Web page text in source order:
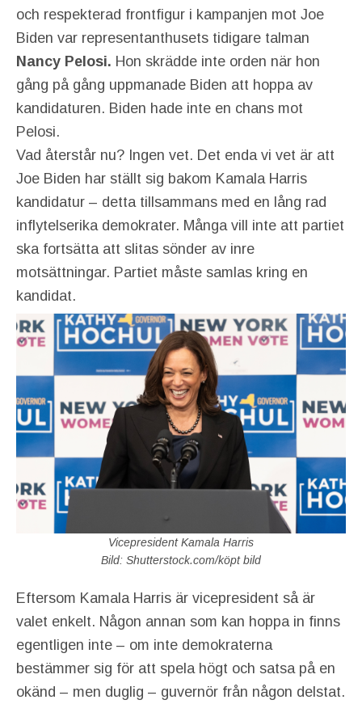
och respekterad frontfigur i kampanjen mot Joe
Biden var representanthusets tidigare talman
Nancy Pelosi. Hon skrädde inte orden när hon
gång på gång uppmanade Biden att hoppa av
kandidaturen. Biden hade inte en chans mot
Pelosi.
Vad återstår nu? Ingen vet. Det enda vi vet är att
Joe Biden har ställt sig bakom Kamala Harris
kandidatur – detta tillsammans med en lång rad
inflytelserika demokrater. Många vill inte att partiet
ska fortsätta att slitas sönder av inre
motsättningar. Partiet måste samlas kring en
kandidat.
Vicepresident Kamala Harris
Bild: Shutterstock.com/köpt bild
Eftersom Kamala Harris är vicepresident så är
valet enkelt. Någon annan som kan hoppa in finns
egentligen inte – om inte demokraterna
bestämmer sig för att spela högt och satsa på en
okänd – men duglig – guvernör från någon delstat.